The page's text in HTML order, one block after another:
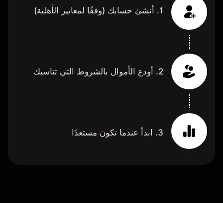
1. أنشئ حسابك (وفقًا لمعايير الأهلية)
2. أودع الأموال بالشروط التي تناسبك
3. ابدأ عندما تكون مستعدًا